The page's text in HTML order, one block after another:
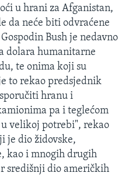
u hrani za Afganistan,
da neće biti odvraćene
Bush je nedavno
dolara humanitarne
te onima koji su
to rekao predsjednik
hranu i
pa i teglećom
velikoj potrebi", rekao
je dio židovske,
kao i mnogih drugih
središnji dio američkih